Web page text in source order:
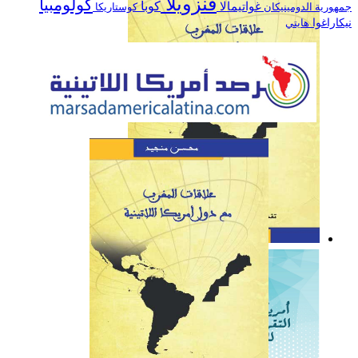
كتاب: علاقات المغرب مع
دول أمريكا اللاتينية
جمهورية الدومينيكان غواتيمالا كوباكوستاريكا كولومبيا
نيكاراغواهايتي